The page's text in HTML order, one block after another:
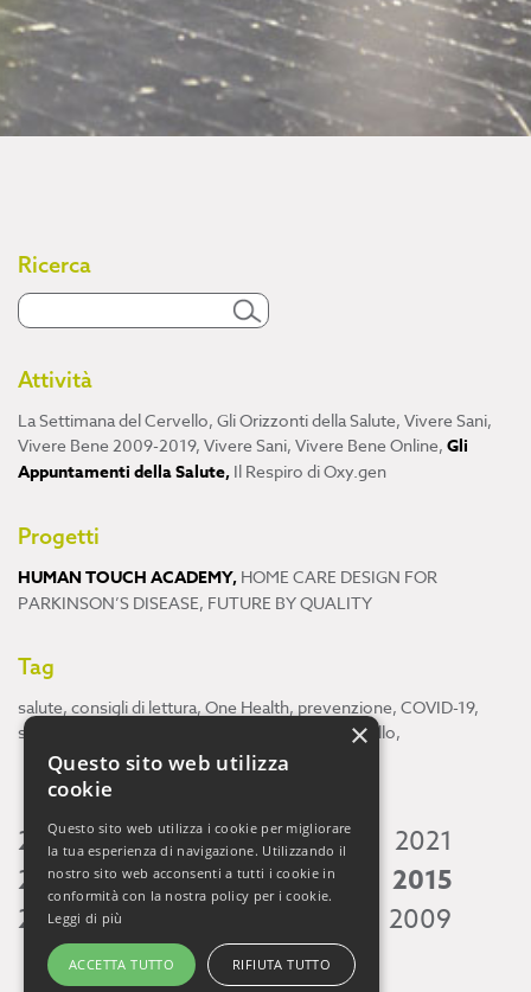
Ricerca
Attività
La Settimana del Cervello, Gli Orizzonti della Salute, Vivere Sani,
Vivere Bene 2009-2019, Vivere Sani, Vivere Bene Online, Gli
Appuntamenti della Salute, Il Respiro di Oxy.gen
Progetti
HUMAN TOUCH ACADEMY, HOME CARE DESIGN FOR
PARKINSON’S DISEASE, FUTURE BY QUALITY
Tag
salute, consigli di lettura, One Health, prevenzione, COVID-19,
scienza
cervello,
2026 2025 2024 2023 2022
2021
2020 2019 2018 2017 2016
2015
2014 2013 2009
×
Questo sito web utilizza
cookie
Questo sito web utilizza i cookie per migliorare
la tua esperienza di navigazione. Utilizzando il
nostro sito web acconsenti a tutti i cookie in
conformità con la nostra policy per i cookie.
Leggi di più
ACCETTA TUTTO RIFIUTA TUTTO